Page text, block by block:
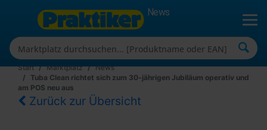
News
Start Marktplatz
News
Tuba Clean richtet sich zum 30-jährigen Jubiläum operativ und
am POS neu aus
Zurück zur Übersicht